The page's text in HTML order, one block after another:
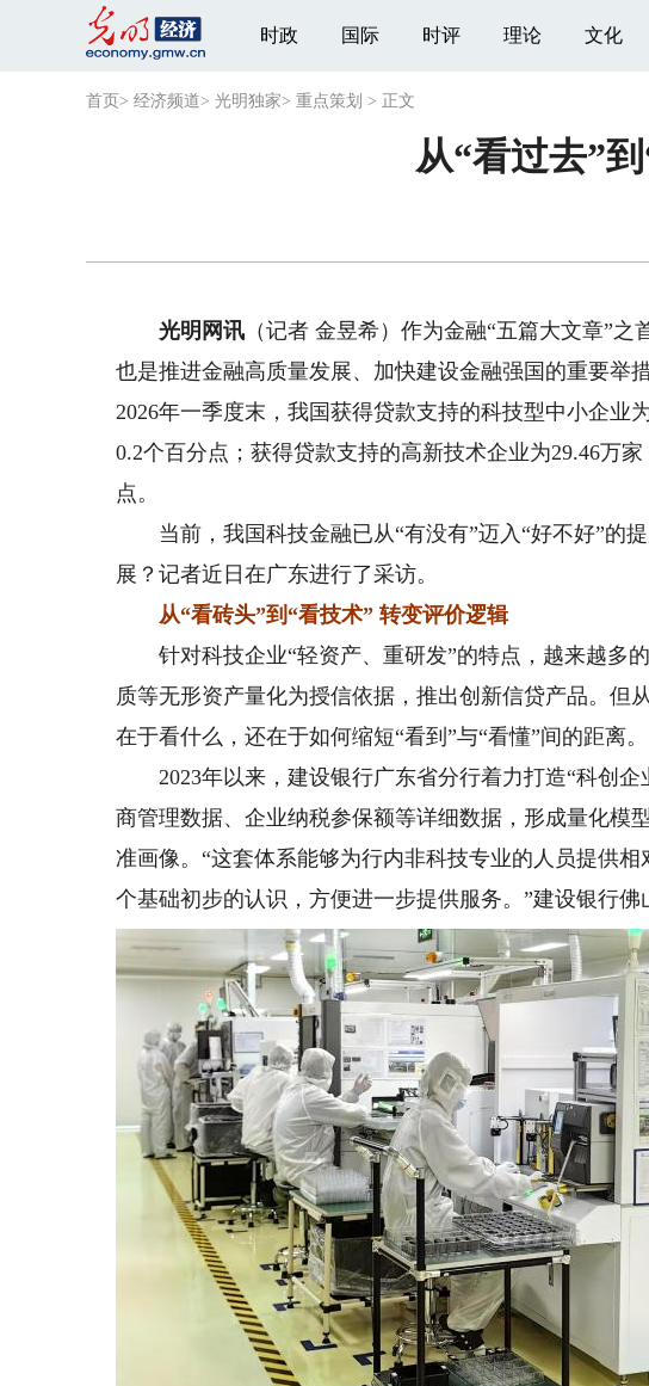
时政 国际 时评 理论 文化
首页 > 经济频道> 光明独家> 重点策划 > 正文
从“看过去”
光明网讯 （记者 金昱希）作为金融“五篇大文章”
也是推进金融高质量发展、加快建设金融强国的重要举
2026年一季度末，我国获得贷款支持的科技型中小企业
0.2个百分点；获得贷款支持的高新技术企业为29.46万
点。
当前，我国科技金融已从“有没有”迈入“好不好”的
展？记者近日在广东进行了采访。
从“看砖头”到“看技术” 转变评价逻辑
针对科技企业“轻资产、重研发”的特点，越来越多
质等无形资产量化为授信依据，推出创新信贷产品。但
在于看什么，还在于如何缩短“看到”与“看懂”间的距离。
2023年以来，建设银行广东省分行着力打造“科创企
商管理数据、企业纳税参保额等详细数据，形成量化模
准画像。“这套体系能够为行内非科技专业的人员提供
个基础初步的认识，方便进一步提供服务。”建设银行佛